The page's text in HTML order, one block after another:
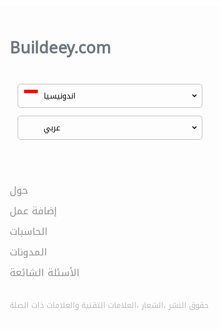
Buildeey.com
حول
إضافة عمل
الحاسبات
المدونات
الأسئلة الشائعة
حقوق النشر ،الشعار ،العلامات التقنية والعلامات ذات الصلة